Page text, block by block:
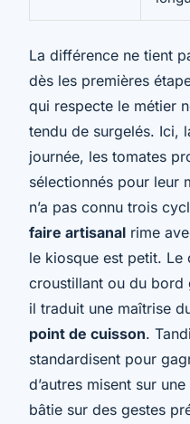
La différence ne tient
dès les premières
qui respecte le métier
tendu de surgelés. Ici,
journée, les tomates
sélectionnés pour leur
n’a pas connu trois
faire artisanal rime
le kiosque est petit. Le
croustillant ou du bord
il traduit une maîtrise
point de cuisson.
standardisent pour
d’autres misent sur
bâtie sur des gestes